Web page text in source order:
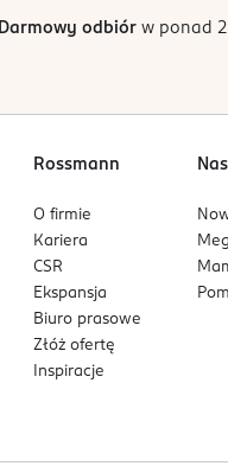
Darmowy odbiórw ponad
Rossmann
O firmie
Kariera
CSR
Ekspansja
Biuro prasowe
Złóż ofertę
Inspiracje